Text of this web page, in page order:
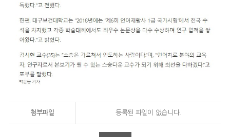
첨부파일 등록된 파일이 없습니다.